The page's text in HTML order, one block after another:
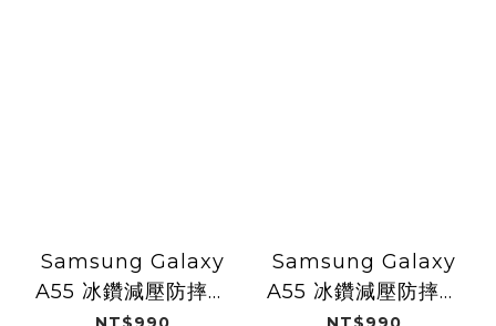
Samsung Galaxy
A55 冰鑽減壓防摔保
Samsung Galaxy
A55 冰鑽減壓防摔保